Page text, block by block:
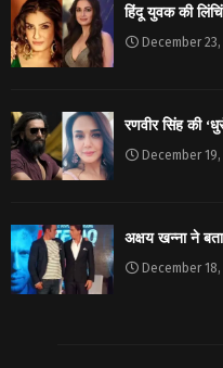
हिंदू युवक की
December 23,
रणवीर सिंह की
December 19,
अक्षय खन्ना ने
December 18,